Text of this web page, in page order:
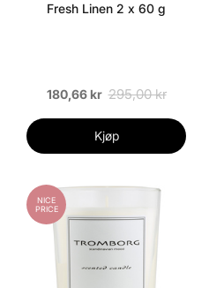
Fresh Linen 2 x 60 g
180,66 kr 295,00 kr
Kjøp
NICE
PRICE